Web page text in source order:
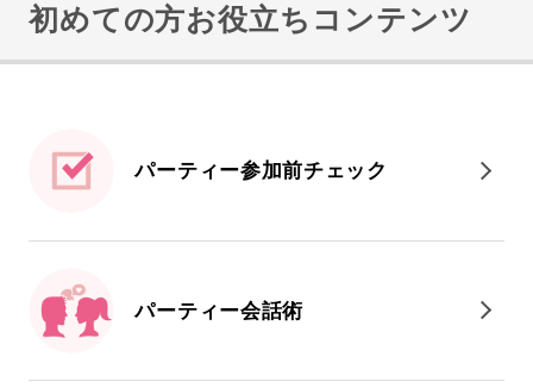
初めての方お役立ちコンテンツ
パーティー参加前チェック
パーティー会話術